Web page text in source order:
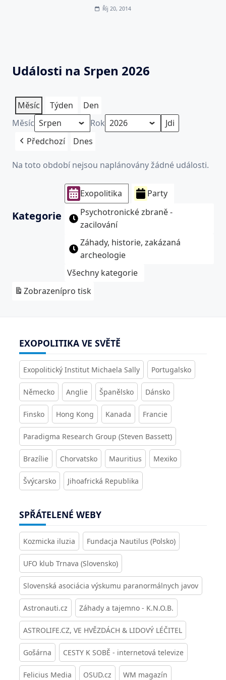
Říj 20, 2014
Události na Srpen 2026
Měsíc Týden
Den
Měsíc
Rok
Předchozí
Dnes
Na toto období nejsou naplánovány žádné události.
Kategorie
Exopolitika
Party
Psychotronické zbraně -
zacilování
Záhady, historie, zakázaná
archeologie
Všechny kategorie
Zobrazenípro tisk
EXOPOLITIKA VE SVĚTĚ
Exopolitický Institut Michaela Sally Portugalsko
Německo Anglie Španělsko Dánsko
Finsko Hong Kong Kanada Francie
Paradigma Research Group (Steven Bassett)
Brazílie Chorvatsko Mauritius Mexiko
Švýcarsko Jihoafrická Republika
SPŘÁTELENÉ WEBY
Kozmicka iluzia Fundacja Nautilus (Polsko)
UFO klub Trnava (Slovensko)
Slovenská asociácia výskumu paranormálnych javov
Astronauti.cz Záhady a tajemno - K.N.O.B.
ASTROLIFE.CZ, VE HVĚZDÁCH & LIDOVÝ LÉČITEL
Gošárna CESTY K SOBĚ - internetová televize
Felicius Media OSUD.cz WM magazín